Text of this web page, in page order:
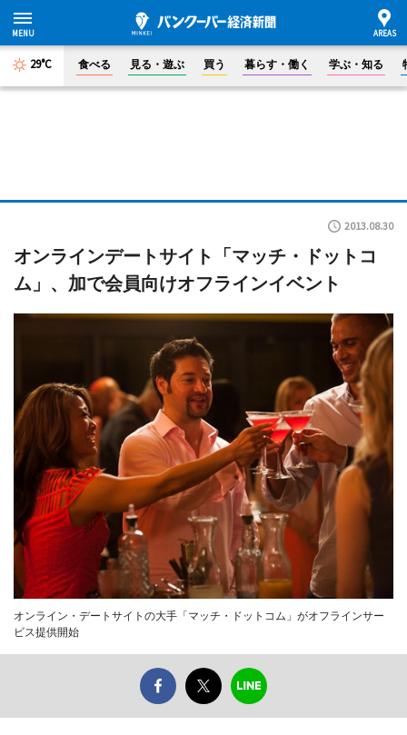
29°C 食べる 見る・遊ぶ 買う 暮らす・働く 学ぶ・知る
2013.08.30
オンラインデートサイト「マッチ・ドットコ
ム」、加で会員向けオフラインイベント
オンライン・デートサイトの大手「マッチ・ドットコム」がオフラインサー
ビス提供開始